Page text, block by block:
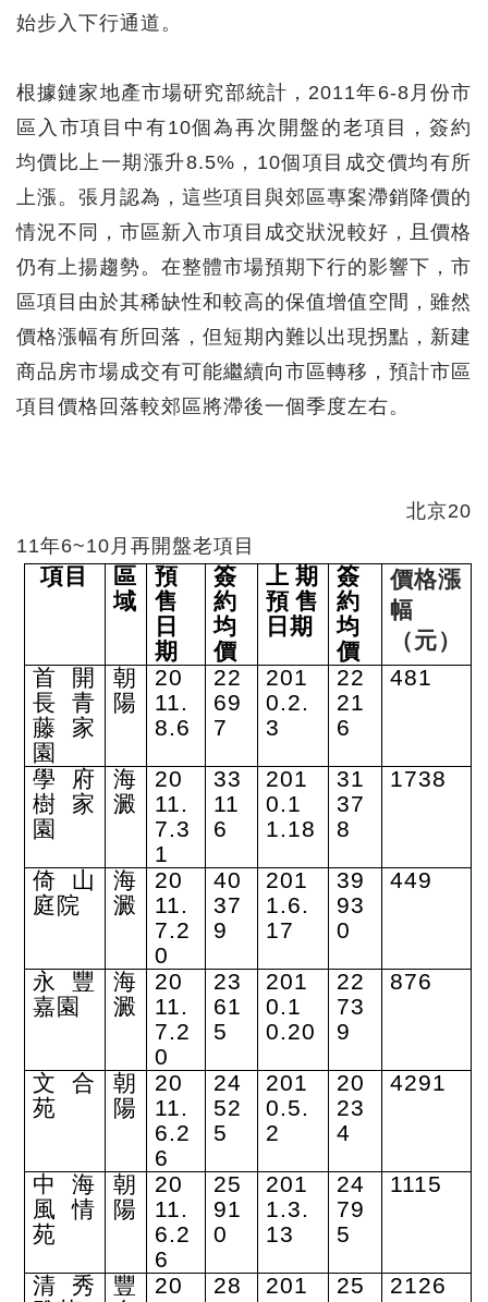
始步入下行通道。
根據鏈家地產市場研究部統計，2011年6-8月份市
區入市項目中有10個為再次開盤的老項目，簽約
均價比上一期漲升8.5%，10個項目成交價均有所
上漲。張月認為，這些項目與郊區專案滯銷降價的
情況不同，市區新入市項目成交狀況較好，且價格
仍有上揚趨勢。在整體市場預期下行的影響下，市
區項目由於其稀缺性和較高的保值增值空間，雖然
價格漲幅有所回落，但短期內難以出現拐點，新建
商品房市場成交有可能繼續向市區轉移，預計市區
項目價格回落較郊區將滯後一個季度左右。
北京20
11年6~10月再開盤老項目
項目
區
域
預
售
日
期
簽
約
均
價
上期
預售
日期
簽
約
均
價
價格漲
幅
（元）
首開
長青
藤家
園
朝
陽
20
11.
8.6
22
69
7
201
0.2.
3
22
21
6
481
學府
樹家
園
海
澱
20
11.
7.3
1
33
11
6
201
0.1
1.18
31
37
8
1738
倚山
庭院
海
澱
20
11.
7.2
0
40
37
9
201
1.6.
17
39
93
0
449
永豐
嘉園
海
澱
20
11.
7.2
0
23
61
5
201
0.1
0.20
22
73
9
876
文合
苑
朝
陽
20
11.
6.2
6
24
52
5
201
0.5.
2
20
23
4
4291
中海
風情
苑
朝
陽
20
11.
6.2
6
25
91
0
201
1.3.
13
24
79
5
1115
清秀
豐
20
28
201
25
2126